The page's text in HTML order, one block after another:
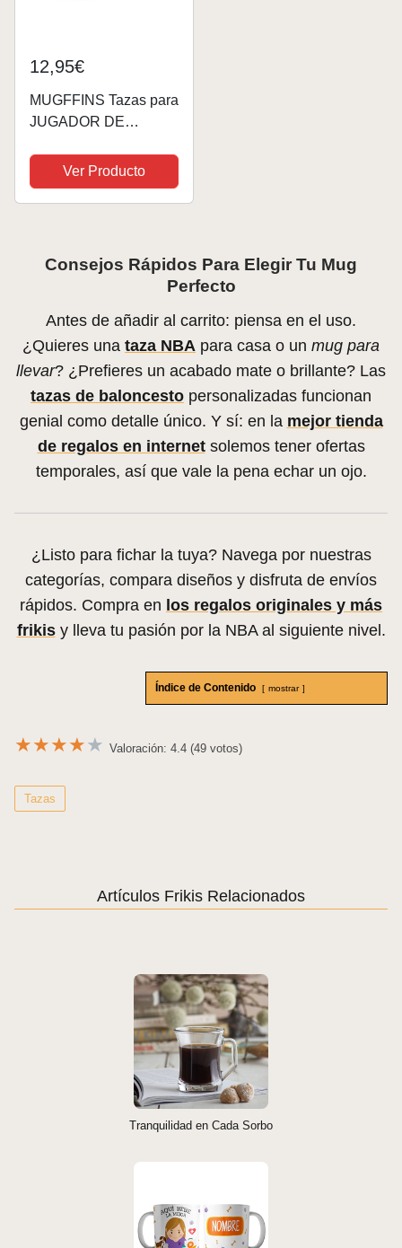
12,95€
MUGFFINS Tazas para
JUGADOR DE
hombre - En Español -
Mejor de la Galaxia
Cuando Fuerza me
original y divertido
Ver Producto
Consejos Rápidos Para Elegir Tu Mug
Perfecto
Antes de añadir al carrito: piensa en el uso.
¿Quieres una taza NBA para casa o un mug para
llevar? ¿Prefieres un acabado mate o brillante? Las
tazas de baloncesto personalizadas funcionan
genial como detalle único. Y sí: en la mejor tienda
de regalos en internetsolemos tener ofertas
temporales, así que vale la pena echar un ojo.
¿Listo para fichar la tuya? Navega por nuestras
categorías, compara diseños y disfruta de envíos
rápidos. Compra en los regalos originales y más
frikisy lleva tu pasión por la NBA al siguiente nivel.
Índice de Contenido mostrar
★★★★★ Valoración: 4.4 (49 votos)
Tazas
Artículos Frikis Relacionados
Tranquilidad en Cada Sorbo